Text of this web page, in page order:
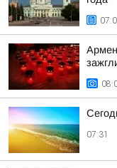
07:31